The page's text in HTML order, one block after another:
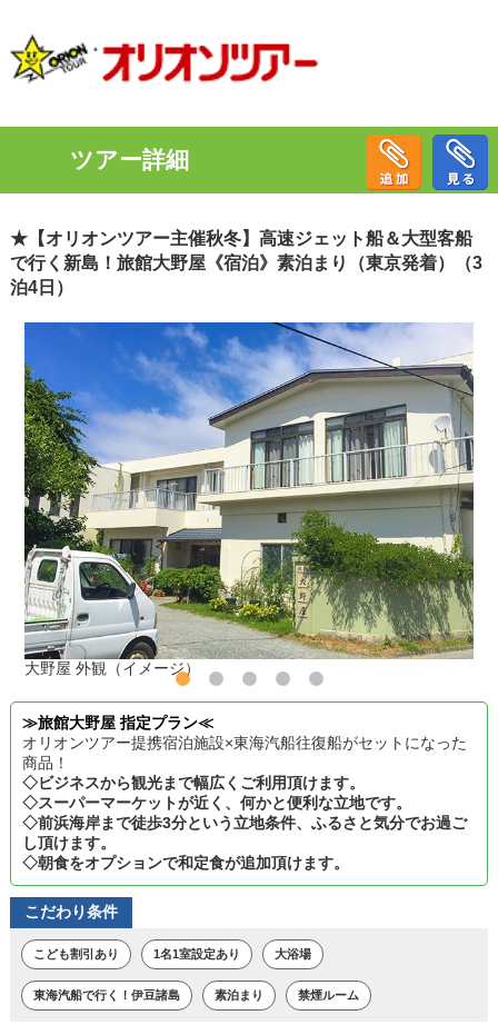
ツアー詳細
★【オリオンツアー主催秋冬】高速ジェット船＆大型客船
で行く新島！旅館大野屋《宿泊》素泊まり（東京発着）（3
泊4日）
大野屋 外観（イメージ）
≫旅館大野屋 指定プラン≪
オリオンツアー提携宿泊施設×東海汽船往復船がセットになった
商品！
◇ビジネスから観光まで幅広くご利用頂けます。
◇スーパーマーケットが近く、何かと便利な立地です。
◇前浜海岸まで徒歩3分という立地条件、ふるさと気分でお過ご
し頂けます。
◇朝食をオプションで和定食が追加頂けます。
こだわり条件
こども割引あり 1名1室設定あり 大浴場
東海汽船で行く！伊豆諸島 素泊まり 禁煙ルーム